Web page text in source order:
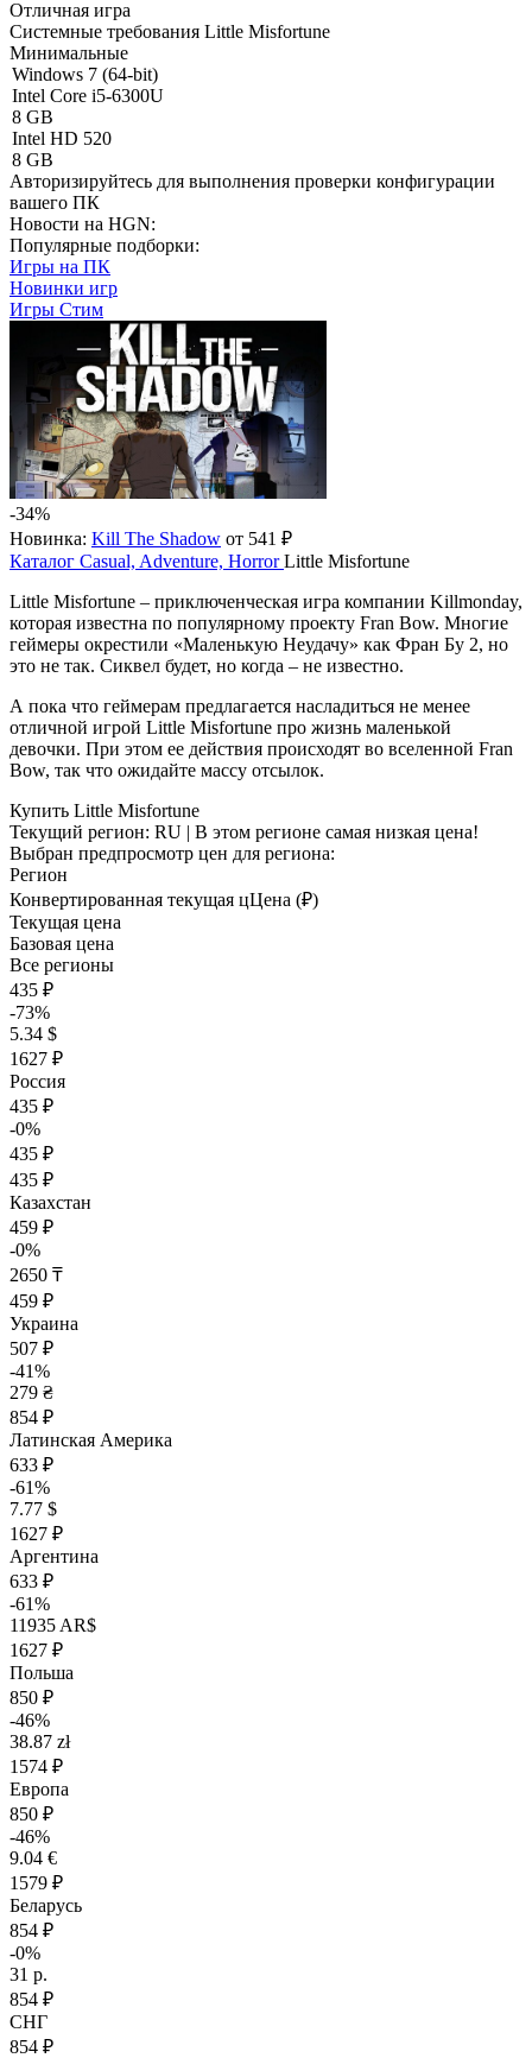
Отличная игра
Системные требования Little Misfortune
Минимальные
Windows 7 (64-bit)
Intel Core i5-6300U
8 GB
Intel HD 520
8 GB
Авторизируйтесь для выполнения проверки конфигурации
вашего ПК
Новости на HGN:
Популярные подборки:
Игры на ПК
Новинки игр
Игры Стим
-34%
Новинка: Kill The Shadow от 541 ₽
Каталог Casual, Adventure, Horror Little Misfortune
Little Misfortune – приключенческая игра компании Killmonday,
которая известна по популярному проекту Fran Bow. Многие
геймеры окрестили «Маленькую Неудачу» как Фран Бу 2, но
это не так. Сиквел будет, но когда – не известно.
А пока что геймерам предлагается насладиться не менее
отличной игрой Little Misfortune про жизнь маленькой
девочки. При этом ее действия происходят во вселенной Fran
Bow, так что ожидайте массу отсылок.
Купить Little Misfortune
Текущий регион: RU | В этом регионе самая низкая цена!
Выбран предпросмотр цен для региона:
Регион
Конвертированная текущая цЦена (₽)
Текущая цена
Базовая цена
Все регионы
435 ₽
-73%
5.34 $
1627 ₽
Россия
435 ₽
-0%
435 ₽
435 ₽
Казахстан
459 ₽
-0%
2650 ₸
459 ₽
Украина
507 ₽
-41%
279 ₴
854 ₽
Латинская Америка
633 ₽
-61%
7.77 $
1627 ₽
Аргентина
633 ₽
-61%
11935 AR$
1627 ₽
Польша
850 ₽
-46%
38.87 zł
1574 ₽
Европа
850 ₽
-46%
9.04 €
1579 ₽
Беларусь
854 ₽
-0%
31 р.
854 ₽
СНГ
854 ₽